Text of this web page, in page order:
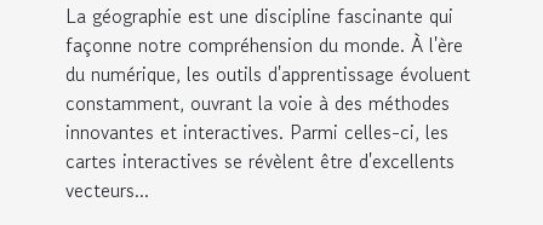
La géographie est une discipline fascinante qui
façonne notre compréhension du monde. À l'ère
du numérique, les outils d'apprentissage évoluent
constamment, ouvrant la voie à des méthodes
innovantes et interactives. Parmi celles-ci, les
cartes interactives se révèlent être d'excellents
vecteurs...